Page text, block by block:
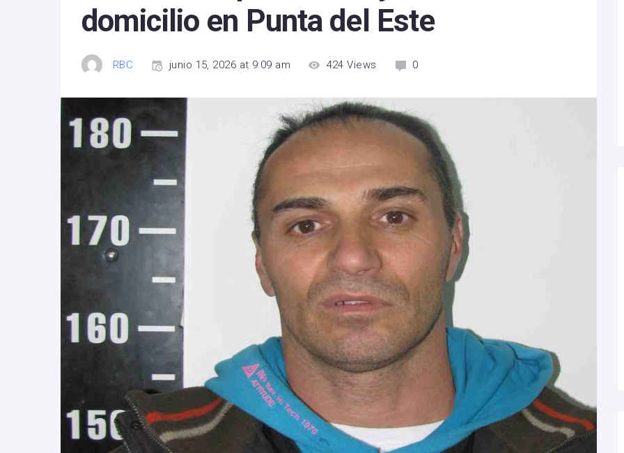
domicilio en Punta del Este
RBC junio 15, 2026 at 9:09 am 424 Views 0